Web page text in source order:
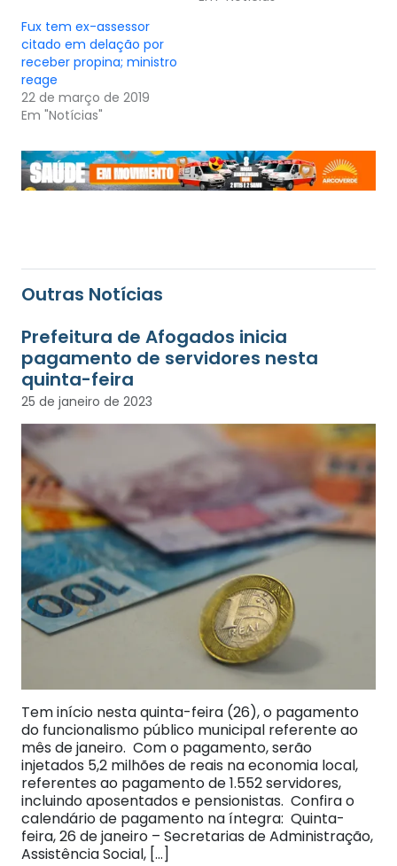
Fux tem ex-assessor
citado em delação por
receber propina; ministro
reage
22 de março de 2019
Em "Notícias"
Outras Notícias
Prefeitura de Afogados inicia
pagamento de servidores nesta
quinta-feira
25 de janeiro de 2023
Tem início nesta quinta-feira (26), o pagamento
do funcionalismo público municipal referente ao
mês de janeiro. Com o pagamento, serão
injetados 5,2 milhões de reais na economia local,
referentes ao pagamento de 1.552 servidores,
incluindo aposentados e pensionistas. Confira o
calendário de pagamento na íntegra: Quinta-
feira, 26 de janeiro – Secretarias de Administração,
Assistência Social, […]